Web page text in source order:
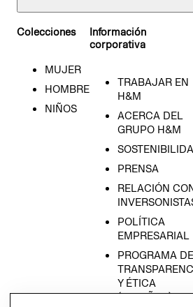
Colecciones
MUJER
HOMBRE
NIÑOS
Información
corporativa
TRABAJAR EN
H&M
ACERCA DEL
GRUPO H&M
PRENSA
RELACIÓN
POLÍTICA
EMPRESARIAL
PROGRAMA DE
Y ÉTICA
(ESPAÑOL)